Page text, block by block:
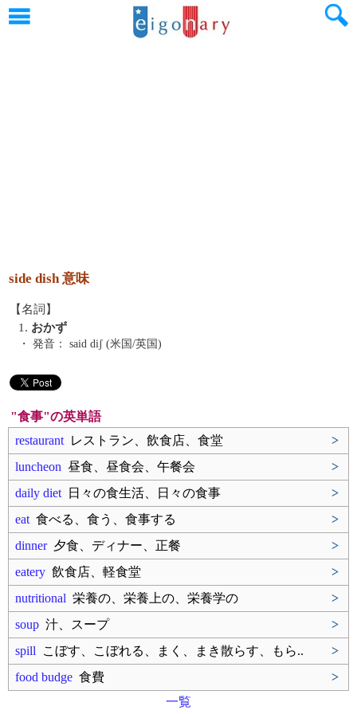
side dish 意味
【名詞】
1. おかず
・ 発音： said diʃ (米国/英国)
"食事"の英単語
restaurant レストラン、飲食店、食堂
>
luncheon 昼食、昼食会、午餐会
>
daily diet 日々の食生活、日々の食事
>
eat 食べる、食う、食事する
>
dinner夕食、ディナー、正餐
>
eatery 飲食店、軽食堂
>
nutritional 栄養の、栄養上の、栄養学の
>
soup 汁、スープ
>
spill こぼす、こぼれる、まく、まき散らす、もら..
>
food budge 食費
>
一覧